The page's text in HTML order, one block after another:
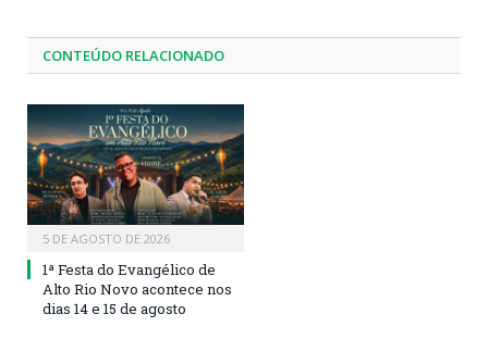
CONTEÚDO RELACIONADO
5 DE AGOSTO DE 2026
1ª Festa do Evangélico de
Alto Rio Novo acontece nos
dias 14 e 15 de agosto